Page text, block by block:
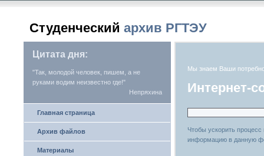
Студенческий архив РГТЭУ
Цитата дня:
"Так, молодой человек, пишем, а не
руками водим неизвестно где!"
Непряхина
Мы знаем Ваши
Интернет-
Чтобы ускорить
информацию в данную
Главная страница
Архив файлов
Материалы